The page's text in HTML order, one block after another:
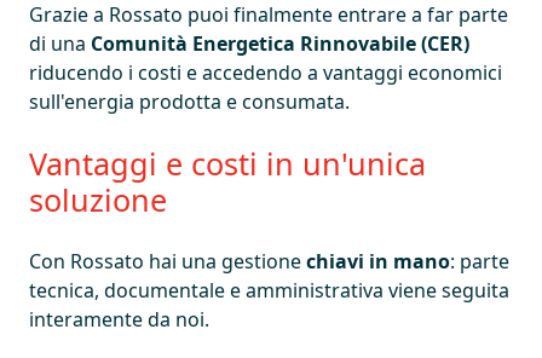
Grazie a Rossato puoi finalmente entrare a far parte
di una Comunità Energetica Rinnovabile (CER)
riducendo i costi e accedendo a vantaggi economici
sull'energia prodotta e consumata.
Vantaggi e costi in un'unica
soluzione
Con Rossato hai una gestionechiavi in mano: parte
tecnica, documentale e amministrativa viene seguita
interamente da noi.